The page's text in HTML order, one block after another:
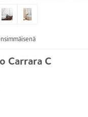
Carrara C